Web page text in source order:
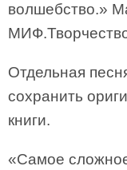
волшебство.»
Отдельная
сохранить
книги.
«Самое